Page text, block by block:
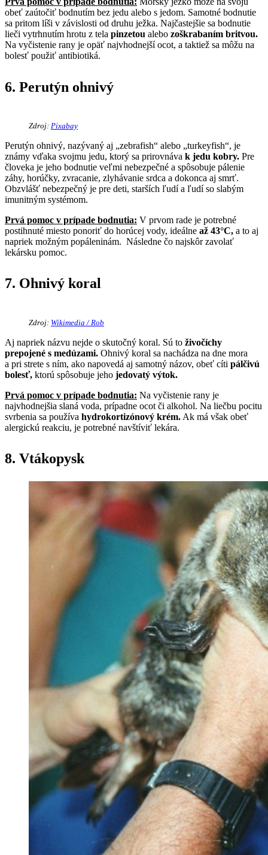
obeť zaútočiť bodnutím bez jedu alebo s jedom. Samotné bodnutie
sa pritom líši v závislosti od druhu ježka. Najčastejšie sa bodnutie
lieči vytrhnutím hrotu z tela pinzetou alebo zoškrabaním britvou.
Na vyčistenie rany je opäť najvhodnejší ocot, a taktiež sa môžu na
bolesť použiť antibiotiká.
6. Perutýn ohnivý
Zdroj: Pixabay
Perutýn ohnivý, nazývaný aj „zebrafish“ alebo „turkeyfish“, je
známy vďaka svojmu jedu, ktorý sa prirovnáva k jedu kobry. Pre
človeka je jeho bodnutie veľmi nebezpečné a spôsobuje pálenie
záhy, horúčky, zvracanie, zlyhávanie srdca a dokonca aj smrť.
Obzvlášť nebezpečný je pre deti, starších ľudí a ľudí so slabým
imunitným systémom.
Prvá pomoc v prípade bodnutia: V prvom rade je potrebné
postihnuté miesto ponoriť do horúcej vody, ideálne až 43°C, a to aj
napriek možným popáleninám. Následne čo najskôr zavolať
lekársku pomoc.
7. Ohnivý koral
Zdroj: Wikimedia / Rob
Aj napriek názvu nejde o skutočný koral. Sú to živočíchy
prepojené s medúzami. Ohnivý koral sa nachádza na dne mora
a pri strete s ním, ako napovedá aj samotný názov, obeť cíti pálčivú
bolesť, ktorú spôsobuje jeho jedovatý výtok.
Prvá pomoc v prípade bodnutia: Na vyčistenie rany je
najvhodnejšia slaná voda, prípadne ocot či alkohol. Na liečbu pocitu
svrbenia sa používa hydrokortizónový krém. Ak má však obeť
alergickú reakciu, je potrebné navštíviť lekára.
8. Vtákopysk